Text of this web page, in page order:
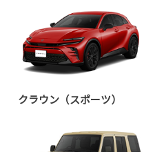
クラウン（スポーツ）